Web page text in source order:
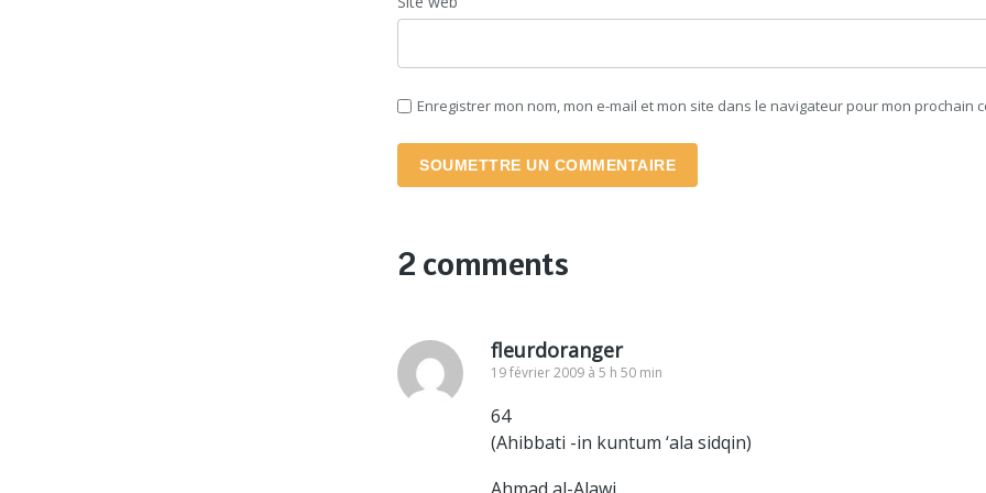
Enregistrer mon nom, mon e-mail et mon site dans le navigateur pour mon prochain
SOUMETTRE UN COMMENTAIRE
2 comments
fleurdoranger
19 février 2009 à 5 h 50 min
64
(Ahibbati -in kuntum ‘ala sidqin)
Ahmad al-Alawi